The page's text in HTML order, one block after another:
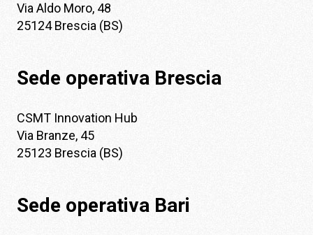
Via Aldo Moro, 48
25124 Brescia (BS)
Sede operativa Brescia
CSMT Innovation Hub
Via Branze, 45
25123 Brescia (BS)
Sede operativa Bari